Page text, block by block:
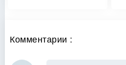
Комментарии :